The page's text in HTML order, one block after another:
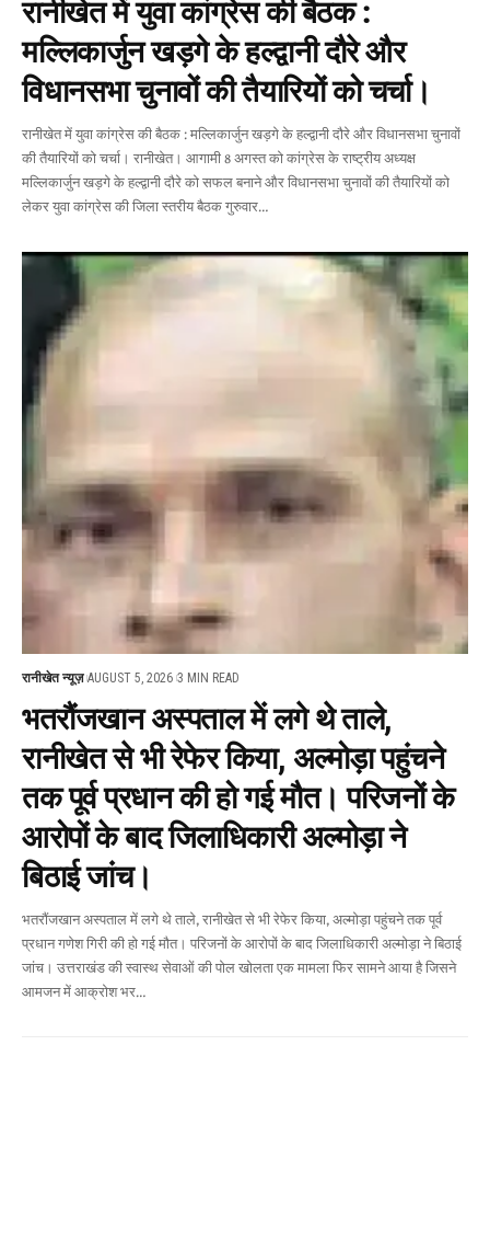
रानीखेत में युवा कांग्रेस की बैठक :
मल्लिकार्जुन खड़गे के हल्द्वानी दौरे और
विधानसभा चुनावों की तैयारियों को चर्चा।
रानीखेत में युवा कांग्रेस की बैठक : मल्लिकार्जुन खड़गे के हल्द्वानी दौरे और विधानसभा चुनावों
की तैयारियों को चर्चा। रानीखेत। आगामी 8 अगस्त को कांग्रेस के राष्ट्रीय अध्यक्ष
मल्लिकार्जुन खड़गे के हल्द्वानी दौरे को सफल बनाने और विधानसभा चुनावों की तैयारियों को
लेकर युवा कांग्रेस की जिला स्तरीय बैठक गुरुवार…
रानीखेत न्यूज़ AUGUST 5, 2026 3 MIN READ
भतरौंजखान अस्पताल में लगे थे ताले,
रानीखेत से भी रेफेर किया, अल्मोड़ा पहुंचने
तक पूर्व प्रधान की हो गई मौत। परिजनों के
आरोपों के बाद जिलाधिकारी अल्मोड़ा ने
बिठाई जांच।
भतरौंजखान अस्पताल में लगे थे ताले, रानीखेत से भी रेफेर किया, अल्मोड़ा पहुंचने तक पूर्व
प्रधान गणेश गिरी की हो गई मौत। परिजनों के आरोपों के बाद जिलाधिकारी अल्मोड़ा ने बिठाई
जांच। उत्तराखंड की स्वास्थ सेवाओं की पोल खोलता एक मामला फिर सामने आया है जिसने
आमजन में आक्रोश भर…